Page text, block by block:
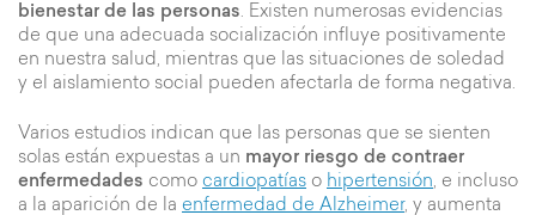
bienestar de las personas. Existen numerosas evidencias
de que una adecuada socialización influye positivamente
en nuestra salud, mientras que las situaciones de soledad
y el aislamiento social pueden afectarla de forma negativa.
Varios estudios indican que las personas que se sienten
solas están expuestas a un mayor riesgo de contraer
enfermedades como cardiopatías o hipertensión, e incluso
a la aparición de la enfermedad de Alzheimer, y aumenta